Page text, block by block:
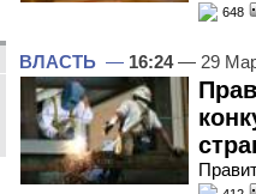
648
ВЛАСТЬ — 16:24— 29